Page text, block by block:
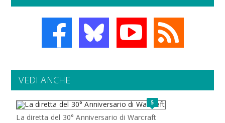
VEDI ANCHE
5
La diretta del 30° Anniversario di Warcraft